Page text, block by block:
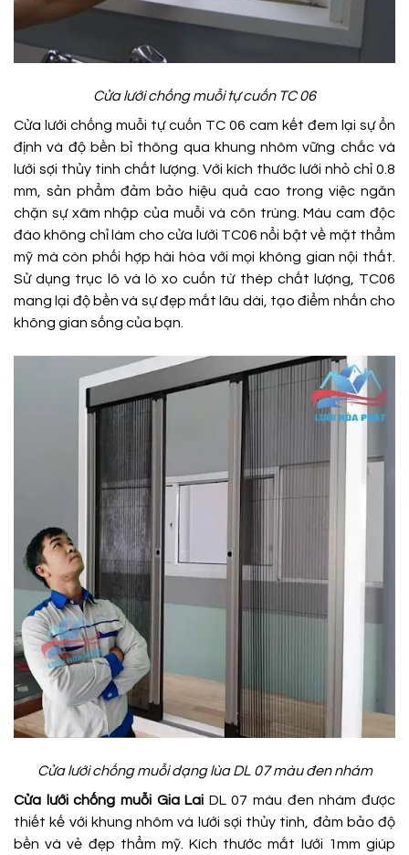
Cửa lưới chống muỗi tự cuốn TC 06
Cửa lưới chống muỗi tự cuốn TC 06 cam kết đem lại sự ổn
định và độ bền bỉ thông qua khung nhôm vững chắc và
lưới sợi thủy tinh chất lượng. Với kích thước lưới nhỏ chỉ 0.8
mm, sản phẩm đảm bảo hiệu quả cao trong việc ngăn
chặn sự xâm nhập của muỗi và côn trùng. Màu cam độc
đáo không chỉ làm cho cửa lưới TC06 nổi bật về mặt thẩm
mỹ mà còn phối hợp hài hòa với mọi không gian nội thất.
Sử dụng trục lô và lò xo cuốn từ thép chất lượng, TC06
mang lại độ bền và sự đẹp mắt lâu dài, tạo điểm nhấn cho
không gian sống của bạn.
Cửa lưới chống muỗi dạng lùa DL 07 màu đen nhám
Cửa lưới chống muỗi Gia Lai DL 07 màu đen nhám được
thiết kế với khung nhôm và lưới sợi thủy tinh, đảm bảo độ
bền và vẻ đẹp thẩm mỹ. Kích thước mắt lưới 1mm giúp